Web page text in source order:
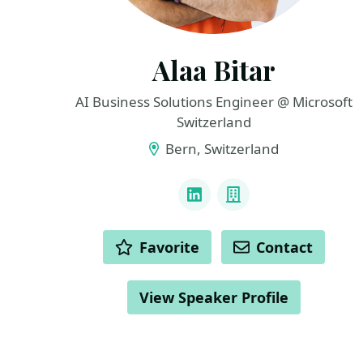
Alaa Bitar
AI Business Solutions Engineer @ Microsoft
Switzerland
Bern, Switzerland
LinkedInCompany
ACTIONS Favorite Contact
View Speaker Profile